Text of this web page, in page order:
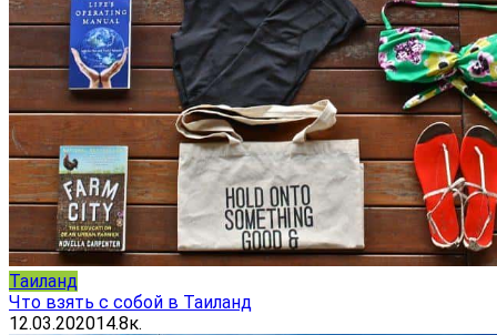
Таиланд
Что взять с собой в Таиланд
12.03.202014.8к.